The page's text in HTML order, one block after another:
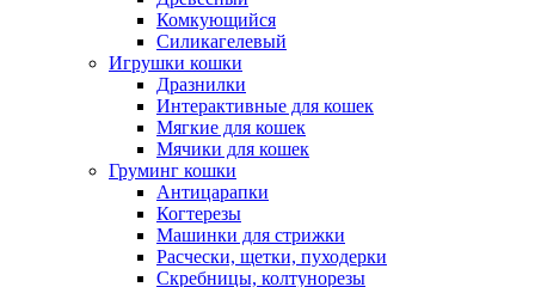
Комкующийся
Силикагелевый
Игрушки кошки
Дразнилки
Интерактивные для кошек
Мягкие для кошек
Мячики для кошек
Груминг кошки
Антицарапки
Когтерезы
Машинки для стрижки
Расчески, щетки, пуходерки
Скребницы, колтунорезы